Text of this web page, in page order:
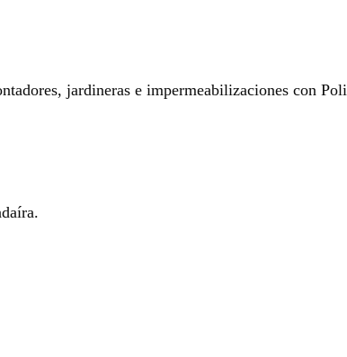
jardineras e impermeabilizaciones con